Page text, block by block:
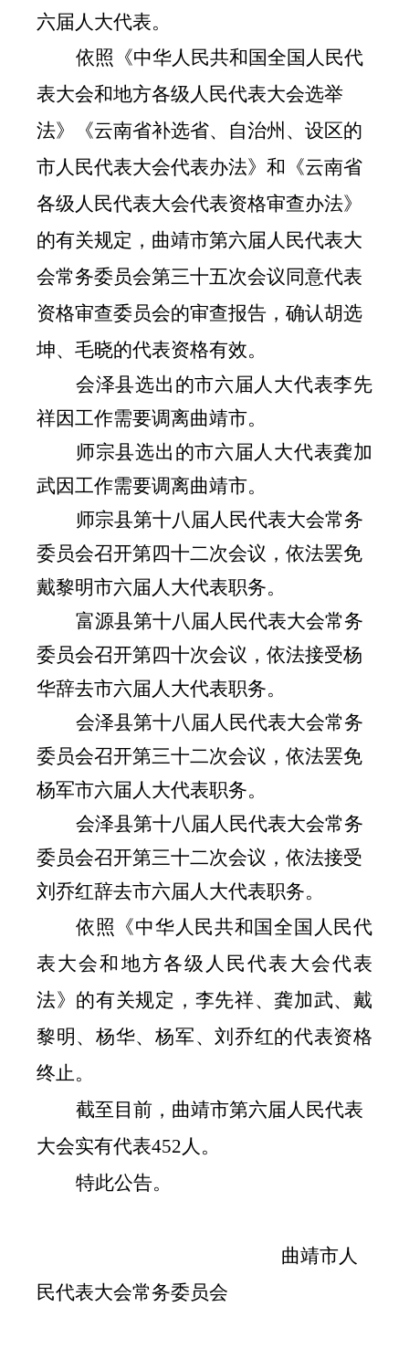
六届人大代表。
依照《中华人民共和国全国人民代
表大会和地方各级人民代表大会选举
法》《云南省补选省、自治州、设区的
市人民代表大会代表办法》和《云南省
各级人民代表大会代表资格审查办法》
的有关规定，曲靖市第六届人民代表大
会常务委员会第三十五次会议同意代表
资格审查委员会的审查报告，确认胡选
坤、毛晓的代表资格有效。
会泽县选出的市六届人大代表李先
祥因工作需要调离曲靖市。
师宗县选出的市六届人大代表龚加
武因工作需要调离曲靖市。
师宗县第十八届人民代表大会常务
委员会召开第四十二次会议，依法罢免
戴黎明市六届人大代表职务。
富源县第十八届人民代表大会常务
委员会召开第四十次会议，依法接受杨
华辞去市六届人大代表职务。
会泽县第十八届人民代表大会常务
委员会召开第三十二次会议，依法罢免
杨军市六届人大代表职务。
会泽县第十八届人民代表大会常务
委员会召开第三十二次会议，依法接受
刘乔红辞去市六届人大代表职务。
依照《中华人民共和国全国人民代
表大会和地方各级人民代表大会代表
法》的有关规定，李先祥、龚加武、戴
黎明、杨华、杨军、刘乔红的代表资格
终止。
截至目前，曲靖市第六届人民代表
大会实有代表452人。
特此公告。
曲靖市人
民代表大会常务委员会